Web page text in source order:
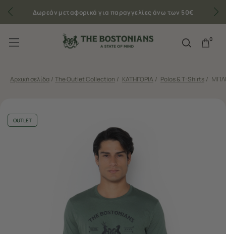
Δωρεάν μεταφορικά για παραγγελίες άνω των 50€
0
Αρχική σελίδα / The Outlet Collection / ΚΑΤΗΓΟΡΙΑ / Polos & T-Shirts /
OUTLET